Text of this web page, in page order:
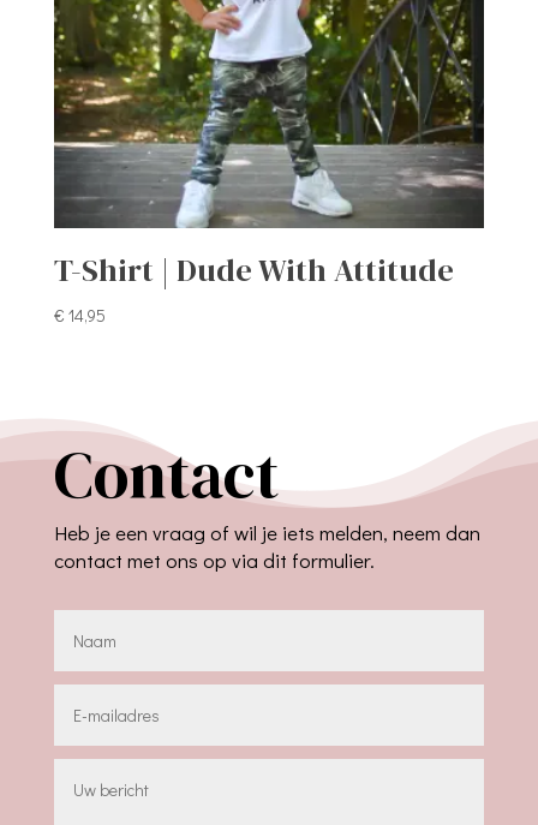
T-Shirt | Dude With Attitude
€ 14,95
Contact
Heb je een vraag of wil je iets melden, neem dan
contact met ons op via dit formulier.